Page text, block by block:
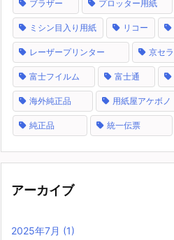
ブラザー プロッター用紙
ミシン目入り用紙 リコー
レーザープリンター 京セラ
富士フイルム 富士通
海外純正品 用紙屋アケボノ
純正品 統一伝票
アーカイブ
2025年7月 (1)